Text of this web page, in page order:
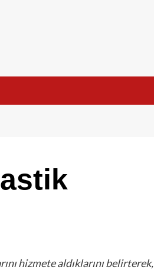
hizmete aldıklarını belirterek,